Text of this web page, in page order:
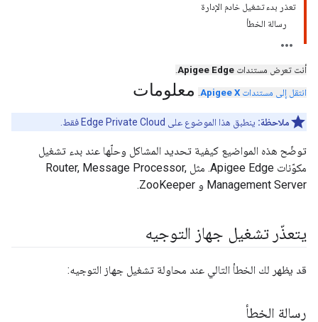
تعذر بدء تشغيل خادم الإدارة
رسالة الخطأ
أنت تعرض مستندات Apigee Edge
.
انتقل إلى مستندات Apigee X
. معلومات
ملاحظة: ينطبق هذا الموضوع على Edge Private Cloud فقط.
توضّح هذه المواضيع كيفية تحديد المشاكل وحلّها عند بدء تشغيل
مكوّنات Apigee Edge. مثل Router, Message Processor,
Management Server و ZooKeeper.
يتعذّر تشغيل جهاز التوجيه
قد يظهر لك الخطأ التالي عند محاولة تشغيل جهاز التوجيه:
رسالة الخطأ